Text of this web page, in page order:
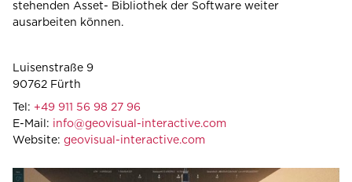
stehenden Asset- Bibliothek der Software weiter
ausarbeiten können.
Luisenstraße 9
90762 Fürth
Tel: +49 911 56 98 27 96
E-Mail: info@geovisual-interactive.com
Website: geovisual-interactive.com